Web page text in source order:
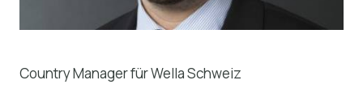
Country Manager für Wella Schweiz